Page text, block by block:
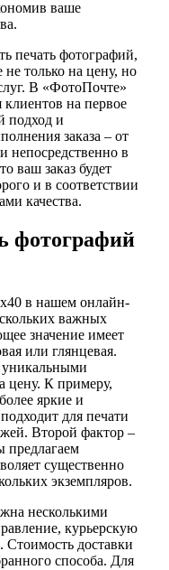
ваше
печать фотографий,
только на цену, но
В «ФотоПочте»
на первое
подход и
заказа – от
непосредственно в
ваш заказ будет
и в соответствии
качества.
фотографий
в нашем онлайн-
важных
значение имеет
или глянцевая.
цену. К примеру,
яркие и
для печати
Второй фактор –
предлагаем
существенно
экземпляров.
несколькими
курьерскую
доставки
способа. Для